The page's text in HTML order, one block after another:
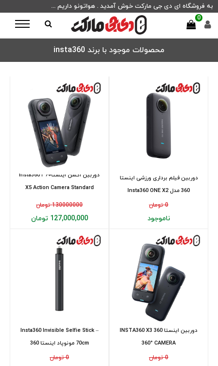
به فروشگاه ای دی جی مارکت خوش آمدید . هواتونو داریم ...
0
محصولات موجود با برند insta360
دوربین اکشن اینستا۳۶۰ Insta360
X5 Action Camera Standard
130000000 تومان
127,000,000 تومان
دوربین فیلم برداری ورزشی اینستا
360 مدل Insta360 ONE X2
0 تومان
ناموجود
Insta360 Invisible Selfie Stick –
70cm مونوپاد اینستا 360
0 تومان
دوربین اینستا 360 INSTA360 X3
360° CAMERA
0 تومان